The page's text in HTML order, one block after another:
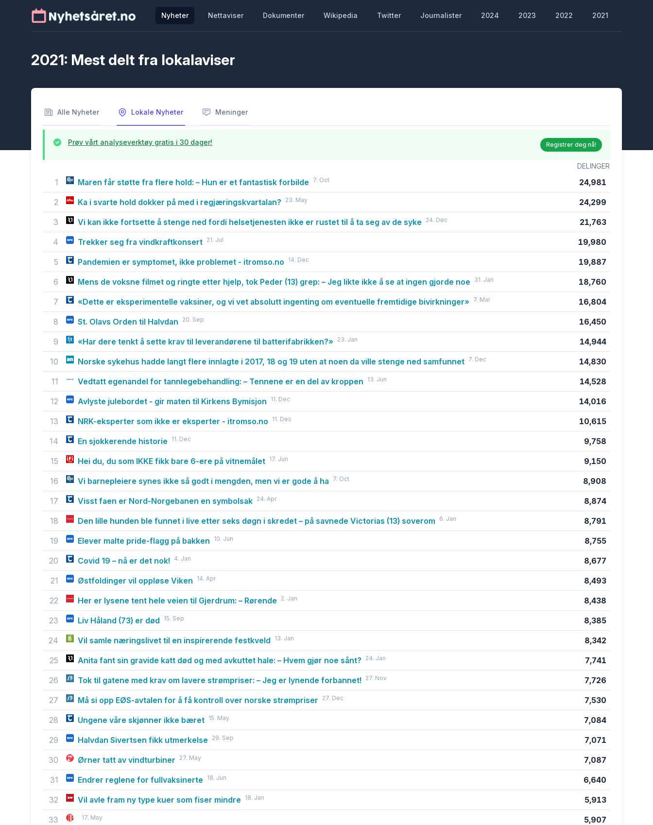
Nyheter Nettaviser Dokumenter Wikipedia Twitter Journalister 2024 2023 2022 2021
2021: Mest delt fra lokalaviser
Alle Nyheter Lokale Nyheter Meninger
Prøv vårt analyseverktøy gratis i 30 dager! Registrer deg nå!
DELINGER
1 Maren får støtte fra flere hold: – Hun er et fantastisk forbilde 7. Oct 24,981
2 Ka i svarte hold dokker på med i regjæringskvartalan? 23. May 24,299
3 Vi kan ikke fortsette å stenge ned fordi helsetjenesten ikke er rustet til å ta seg av de syke 24. Dec 21,763
4 Trekker seg fra vindkraftkonsert 21. Jul 19,980
5 Pandemien er symptomet, ikke problemet - itromso.no 14. Dec 19,887
6 Mens de voksne filmet og ringte etter hjelp, tok Peder (13) grep: – Jeg likte ikke å se at ingen gjorde noe 31. Jan 18,760
7 «Dette er eksperimentelle vaksiner, og vi vet absolutt ingenting om eventuelle fremtidige bivirkninger» 7. Mar 16,804
8 St. Olavs Orden til Halvdan 20. Sep 16,450
9 «Har dere tenkt å sette krav til leverandørene til batterifabrikken?» 23. Jan 14,944
10 Norske sykehus hadde langt flere innlagte i 2017, 18 og 19 uten at noen da ville stenge ned samfunnet 7. Dec 14,830
11 Vedtatt egenandel for tannlegebehandling: – Tennene er en del av kroppen 13. Jun 14,528
12 Avlyste julebordet - gir maten til Kirkens Bymisjon 11. Dec 14,016
13 NRK-eksperter som ikke er eksperter - itromso.no 11. Dec 10,615
14 En sjokkerende historie 11. Dec 9,758
15 Hei du, du som IKKE fikk bare 6-ere på vitnemålet 17. Jun 9,150
16 Vi barnepleiere synes ikke så godt i mengden, men vi er gode å ha 7. Oct 8,908
17 Visst faen er Nord-Norgebanen en symbolsak 24. Apr 8,874
18 Den lille hunden ble funnet i live etter seks døgn i skredet – på savnede Victorias (13) soverom 6. Jan 8,791
19 Elever malte pride-flagg på bakken 10. Jun 8,755
20 Covid 19 – nå er det nok! 4. Jan 8,677
21 Østfoldinger vil oppløse Viken 14. Apr 8,493
22 Her er lysene tent hele veien til Gjerdrum: – Rørende 2. Jan 8,438
23 Liv Håland (73) er død 15. Sep 8,385
24 Vil samle næringslivet til en inspirerende festkveld 13. Jan 8,342
25 Anita fant sin gravide katt død og med avkuttet hale: – Hvem gjør noe sånt? 24. Jan 7,741
26 Tok til gatene med krav om lavere strømpriser: – Jeg er lynende forbannet! 27. Nov 7,726
27 Må si opp EØS-avtalen for å få kontroll over norske strømpriser 27. Dec 7,530
28 Ungene våre skjønner ikke bæret 15. May 7,084
29 Halvdan Sivertsen fikk utmerkelse 29. Sep 7,071
30 Ørner tatt av vindturbiner 27. May 7,087
31 Endrer reglene for fullvaksinerte 18. Jun 6,640
32 Vil avle fram ny type kuer som fiser mindre 18. Jan 5,913
33 17. May 5,907